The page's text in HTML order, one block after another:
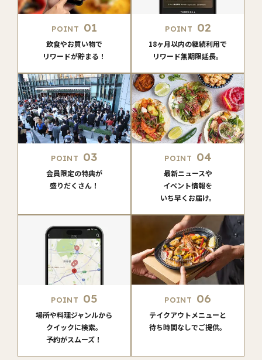
POINT 01
飲食やお買い物で
リワードが貯まる！
POINT 02
18ヶ月以内の継続利用で
リワード無期限延長。
POINT 03
会員限定の特典が
盛りだくさん！
POINT 04
最新ニュースや
イベント情報を
いち早くお届け。
POINT 05
場所や料理ジャンルから
クイックに検索。
予約がスムーズ！
POINT 06
テイクアウトメニューと
待ち時間なしでご提供。